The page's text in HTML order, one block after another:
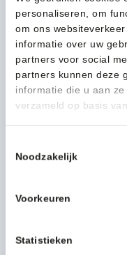
personaliseren, om
om ons
informatie over uw
partners voor social
partners kunnen deze
informatie die u aan
verzameld op basis
Noodzakelijk
Voorkeuren
Statistieken
21,69(26,24 Incl. btw)
Vikan
Hygiëne
Vloertrekker
Klassiek
60cm
aantal
In
1-3
Beschrijving